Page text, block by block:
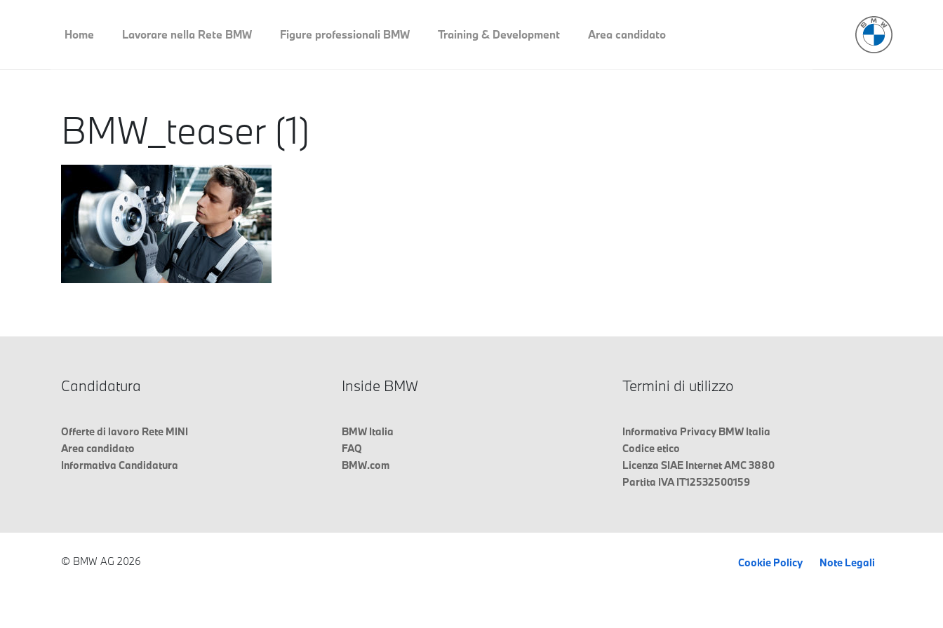
Home Lavorare nella Rete BMW Figure professionali BMW Training & Development Area candidato
BMW_teaser (1)
Candidatura
Offerte di lavoro Rete MINI
Area candidato
Informativa Candidatura
Inside BMW
BMW Italia
FAQ
BMW.com
Termini di utilizzo
Informativa Privacy BMW Italia
Codice etico
Licenza SIAE Internet AMC 3880
Partita IVA IT12532500159
© BMW AG 2026 Cookie Policy Note Legali